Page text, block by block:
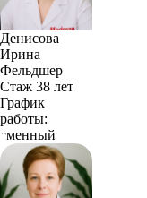
Денисова
Ирина
Фельдшер
Стаж 38 лет
График
работы:
сменный